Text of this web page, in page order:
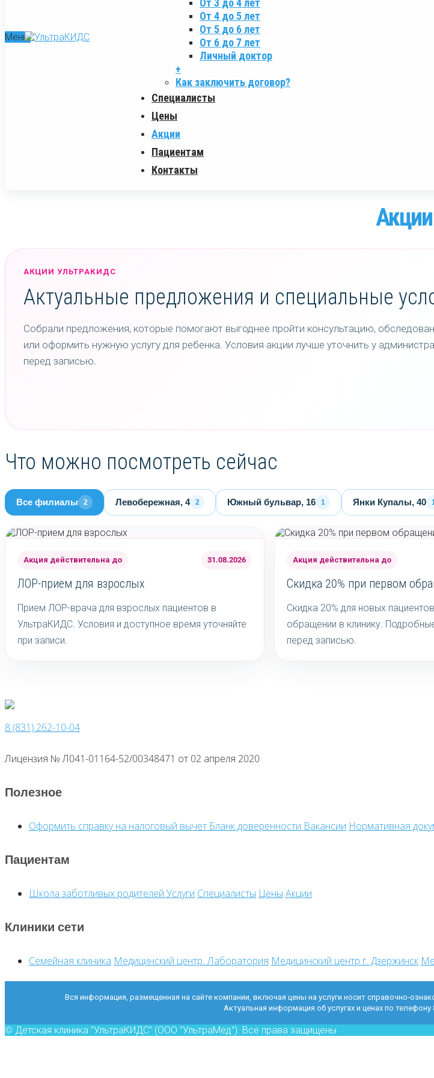
Меню
От 3 до 4 лет
От 4 до 5 лет
От 5 до 6 лет
От 6 до 7 лет
Личный доктор
+
Как заключить договор?
Специалисты
Цены
Акции
Пациентам
Контакты
Акции
АКЦИИ УЛЬТРАКИДС
Актуальные предложения и специальные
Собрали предложения, которые помогают выгоднее пройти консультацию,
или оформить нужную услугу для ребенка. Условия акции лучше уточнить у
перед записью.
Что можно посмотреть сейчас
Все филиалы 2 Левобережная, 4 2 Южный бульвар, 16 1 Янки Купалы, 40
Акция действительна до 31.08.2026
ЛОР-прием для взрослых
Прием ЛОР-врача для взрослых пациентов в
УльтраКИДС. Условия и доступное время уточняйте
при записи.
Акция действительна до
Скидка 20% при первом
Скидка 20% для новых
обращении в клинику.
перед записью.
8 (831) 262-10-04
Лицензия № Л041-01164-52/00348471 от 02 апреля 2020
Полезное
Оформить справку на налоговый вычет Бланк доверенности Вакансии Нормативная
Пациентам
Школа заботливых родителей Услуги Специалисты Цены Акции
Клиники сети
Семейная клиника Медицинский центр. Лаборатория Медицинский центр г. Дзержинск
Вся информация, размещенная на сайте компании, включая цены на услуги носит справочно-
Актуальная информация об услугах и ценах по
© Детская клиника "УльтраКИДС" (ООО "УльтраМед"). Все права защищены